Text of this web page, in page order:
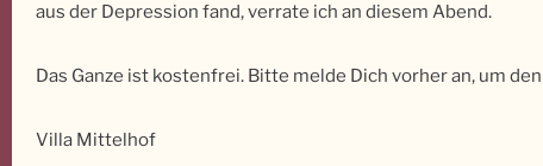
aus der Depression fand, verrate ich an diesem Abend.
Das Ganze ist kostenfrei. Bitte melde Dich vorher an, um
Villa Mittelhof